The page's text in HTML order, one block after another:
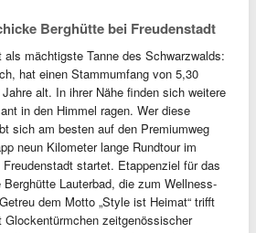
Berghütte bei Freudenstadt
als mächtigste Tanne des Schwarzwalds:
hat einen Stammumfang von 5,30
alt. In ihrer Nähe finden sich weitere
in den Himmel ragen. Wer diese
sich am besten auf den Premiumweg
neun Kilometer lange Rundtour im
startet. Etappenziel für das
Lauterbad, die zum Wellness-
dem Motto „Style ist Heimat“ trifft
zeitgenössischer